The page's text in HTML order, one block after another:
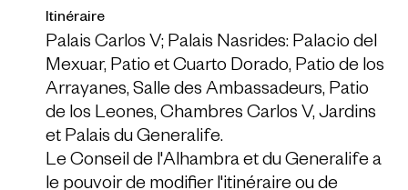
Itinéraire
Palais Carlos V; Palais Nasrides: Palacio del
Mexuar, Patio et Cuarto Dorado, Patio de los
Arrayanes, Salle des Ambassadeurs, Patio
de los Leones, Chambres Carlos V, Jardins
et Palais du Generalife.
Le Conseil de l'Alhambra et du Generalife a
le pouvoir de modifier l'itinéraire ou de